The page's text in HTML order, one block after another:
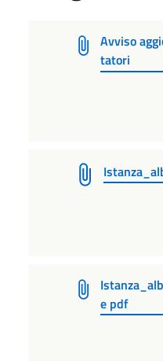
Avviso
tatori
e pdf